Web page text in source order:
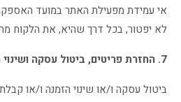
אי עמידת מפעילת האתר במועד
לא יפטור, בכל דרך שהיא, את הלקוח
7. החזרת פריטים, ביטול עסקה ושינוי הזמנה:
ביטול עסקה ו/או שינוי הזמנה ו/או